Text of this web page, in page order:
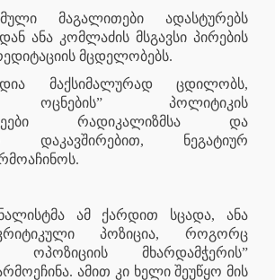
მაგალითები ადასტურებს
ანა კომლაძის მსგავსი პირების
მცდელობებს.
მაქსიმალურად ცდილობს,
ოცნების” პოლიტიკის
რადიკალიზმსა და
დაკავშირებით, ნეგატიურ
ამ ქარდით სცადა, ანა
პოზიცია, როგორც
ოპოზიციის მხარდამჭერის”
ამით კი ხელი შეუწყო მის